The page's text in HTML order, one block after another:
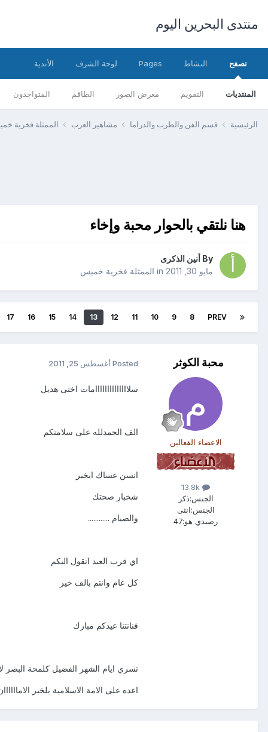
منتدى البحرين اليوم
تصفح
المنتديات التقويم معرض الصور الطاقم المتواجدون
النشاط Pages لوحة الشرف الأندية
الرئيسية قسم الفن والطرب والدراما مشاهير العرب الممثلة فخرية
هنا نلتقي بالحوار محبة وإخاء
By أنين الذكرى
مايو 30, 2011
الممثلة فخرية خميس
PREV
8
9
10
11
12
13
14
15
16
17
محبة الكوثر
الاعضاء الفعالين
الجنس:ذكر
الجنس:انثى
رصيدي هو:47
Posted أغسطس 25, 2011
سلاااااااااااااامات اختى هديل
الف الحمدلله على سلامتكم
انسن عساك ابخير
شخبار صحتك
والصيام ............
اي قرب العيد انقول اليكم
كل عام وانتم بالف خير
فنانتنا عيدكم مبارك
تسري ايام الشهر الفضيل كلمحة البصر
اعده على الامة الاسلامية بلخير